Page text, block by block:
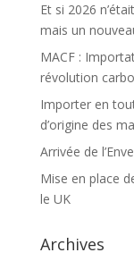
Et si 2026
mais un
MACF :
révolution
Importer en
d’origine des
Arrivée de
Mise en place
le UK
Archives